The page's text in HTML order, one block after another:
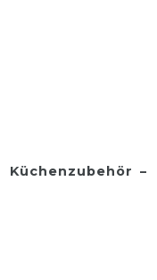
Küchenzubehör